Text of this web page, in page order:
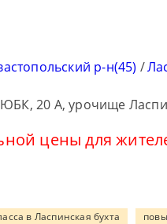
р-н(45) /
ЮБК, 20 А, урочище
цены для
в Ласпинская бухта